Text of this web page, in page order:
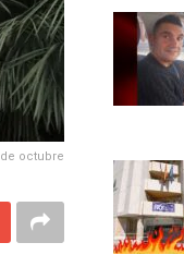
octubre